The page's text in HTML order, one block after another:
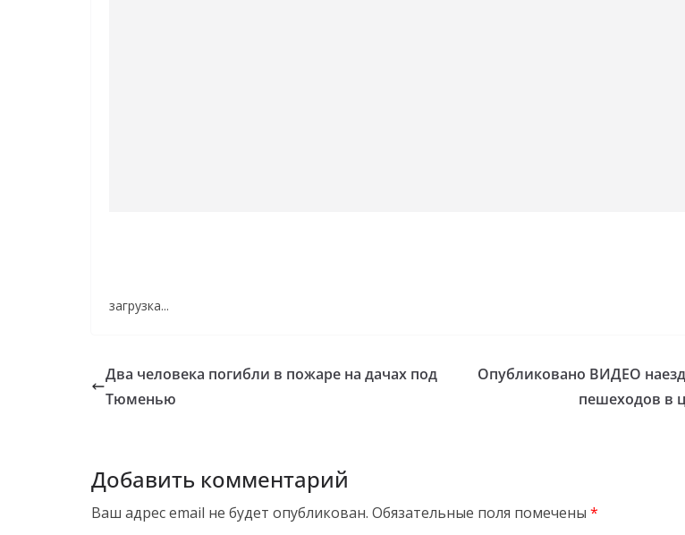
загрузка...
Два человека погибли в пожаре на дачах под
Тюменью
Опубликовано ВИДЕО
пешеходов в
Добавить комментарий
Ваш адрес email не будет опубликован. Обязательные поля помечены *